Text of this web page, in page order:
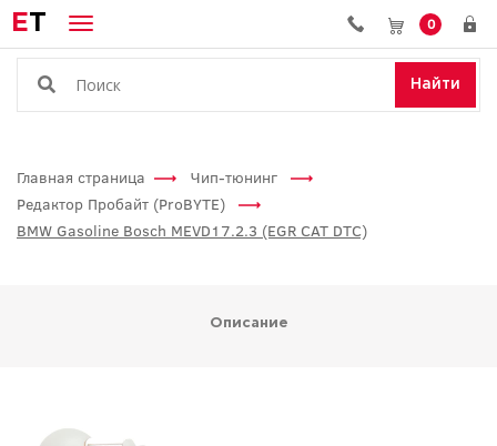
ET 0
Найти
Главная страница
Чип-тюнинг
Редактор Пробайт (ProBYTE)
BMW Gasoline Bosch MEVD17.2.3 (EGR CAT DTC)
Описание